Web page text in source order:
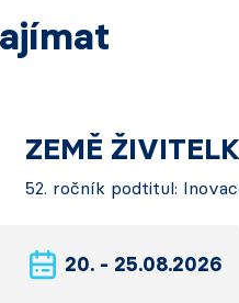
ZEMĚ
52. ročník podtitul:
20. - 25.08.2026